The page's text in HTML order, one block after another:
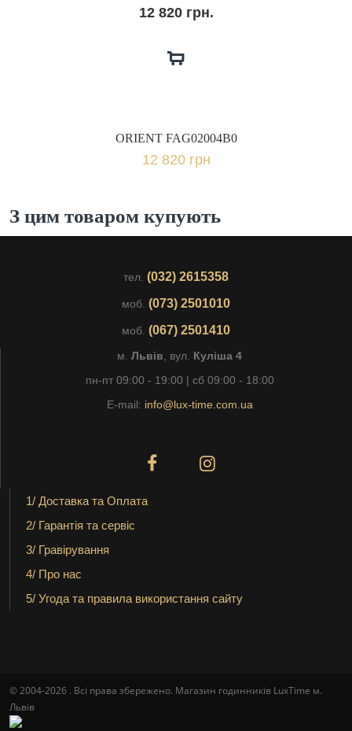
12 820 грн.
ORIENT FAG02004B0
12 820 грн
З цим товаром купують
тел. (032) 2615358
моб. (073) 2501010
моб. (067) 2501410
м. Львів , вул. Куліша 4
пн-пт 09:00 - 19:00 | сб 09:00 - 18:00
E-mail: info@lux-time.com.ua
1/ Доставка та Оплата
2/ Гарантія та сервіс
3/ Гравірування
4/ Про нас
5/ Угода та правила використання сайту
© 2004-2026 . Всі права збережено. Магазин годинників LuxTime м.
Львів